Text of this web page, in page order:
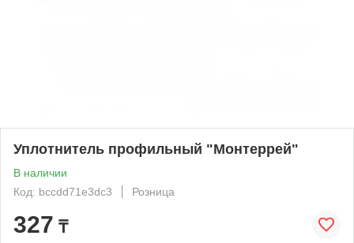
Уплотнитель профильный "Монтеррей"
В наличии
Код: bccdd71e3dc3
Розница
327 ₸